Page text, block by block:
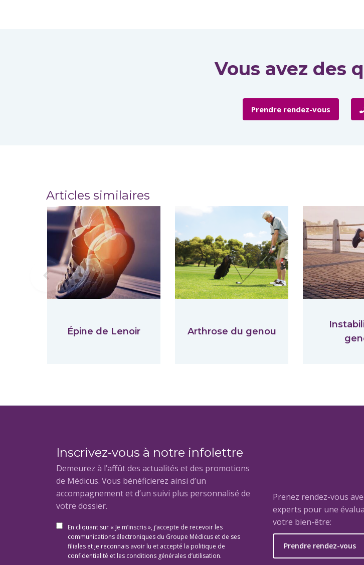
Vous avez des
Prendre rendez-vous
Articles similaires
Épine de Lenoir Arthrose du genou
Previous
Inscrivez-vous à notre infolettre
Demeurez à l’affût des actualités et des promotions
de Médicus. Vous bénéficierez ainsi d’un
accompagnement et d’un suivi plus personnalisé de
votre dossier.
En cliquant sur « Je m’inscris », j’accepte de recevoir les
communications électroniques du Groupe Médicus et de ses
filiales et je reconnais avoir lu et accepté la politique de
confidentialité et les conditions générales d’utilisation.
Prenez rendez-vous
experts pour une
votre bien-être:
Prendre rendez-vous